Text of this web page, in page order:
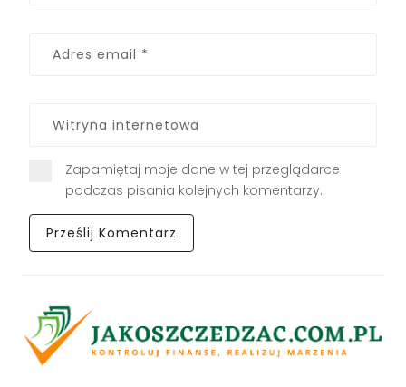
Zapamiętaj moje dane w tej przeglądarce
podczas pisania kolejnych komentarzy.